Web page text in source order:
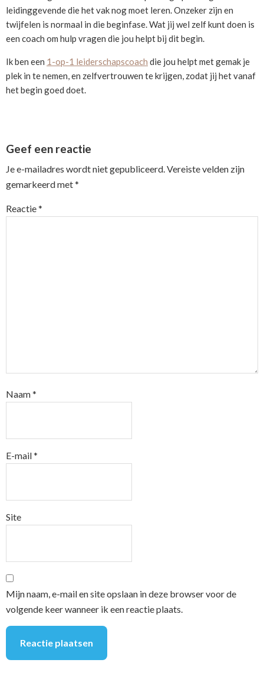
leidinggevende die het vak nog moet leren. Onzeker zijn en
twijfelen is normaal in die beginfase. Wat jij wel zelf kunt doen is
een coach om hulp vragen die jou helpt bij dit begin.
Ik ben een 1-op-1 leiderschapscoach die jou helpt met gemak je
plek in te nemen, en zelfvertrouwen te krijgen, zodat jij het vanaf
het begin goed doet.
Interactions
Geef een reactie
Je e-mailadres wordt niet gepubliceerd.Vereiste velden zijn
gemarkeerd met*
Reactie*
Naam*
E-mail*
Site
Mijn naam, e-mail en site opslaan in deze browser voor de
volgende keer wanneer ik een reactie plaats.